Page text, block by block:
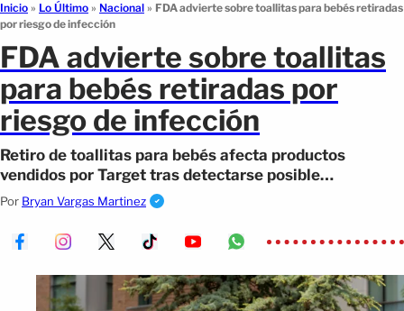
Inicio » Lo Último » Nacional » FDA advierte sobre toallitas para bebés retiradas
por riesgo de infección
FDA advierte sobre toallitas
para bebés retiradas por
riesgo de infección
Retiro de toallitas para bebés afecta productos
vendidos por Target tras detectarse posible
contaminación bacteriana
Por Bryan Vargas Martinez